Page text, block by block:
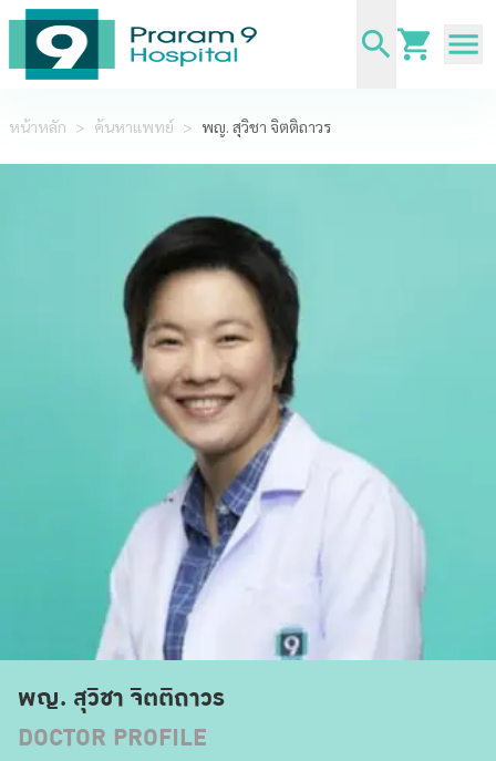
หน้าหลัก > ค้นหาแพทย์ > พญ. สุวิชา จิตติถาวร
พญ. สุวิชา จิตติถาวร
DOCTOR PROFILE